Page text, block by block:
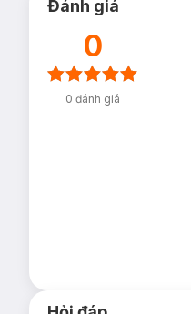
Đánh giá
0
0 đánh giá